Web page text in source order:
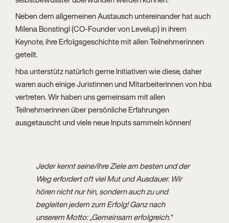
Neben dem allgemeinen Austausch untereinander hat auch
Milena Bonstingl (CO-Founder von Levelup) in ihrem
Keynote, ihre Erfolgsgeschichte mit allen Teilnehmerinnen
geteilt.
hba unterstütz natürlich gerne Initiativen wie diese, daher
waren auch einige Juristinnen und Mitarbeiterinnen von hba
vertreten. Wir haben uns gemeinsam mit allen
Teilnehmerinnen über persönliche Erfahrungen
ausgetauscht und viele neue Inputs sammeln können!
Jeder kennt seine/ihre Ziele am besten und der
Weg erfordert oft viel Mut und Ausdauer. Wir
hören nicht nur hin, sondern auch zu und
begleiten jedem zum Erfolg! Ganz nach
unserem Motto: „Gemeinsam erfolgreich.“